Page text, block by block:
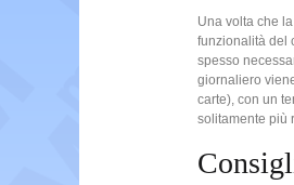
Una volta che
funzionalità del
spesso
giornaliero
carte), con un
solitamente più